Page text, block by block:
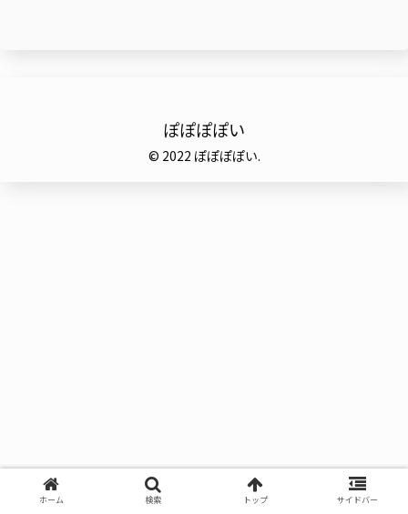
ぽぽぽぽい
© 2022 ぽぽぽぽい.
ホーム 検索 トップ サイドバー